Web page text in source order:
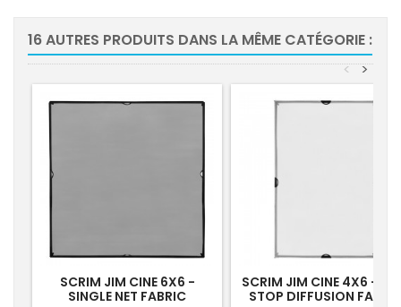
16 AUTRES PRODUITS DANS LA MÊME CATÉGORIE :
>
<
SCRIM JIM CINE 6X6 -
SINGLE NET FABRIC
SCRIM JIM CINE 4X6 -
STOP DIFFUSION